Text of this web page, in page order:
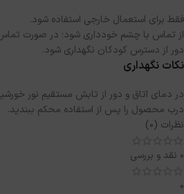
فقط برای استعمال خارجی استفاده شود.
از تماس با چشم خودداری شود؛ در صورت
دور از دسترس کودکان نگهداری شود.
نکات نگهداری
در دمای اتاق و دور از تابش مستقیم نور
درب محصول را پس از استفاده محکم ببندید.
نظرات (0)
0 نقد و بررسی
0